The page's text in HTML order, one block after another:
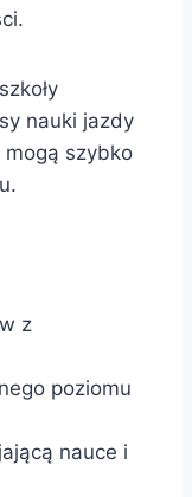
nauki jazdy
szybko
z
poziomu
nauce i